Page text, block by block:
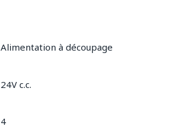
Alimentation à découpage
24V c.c.
4